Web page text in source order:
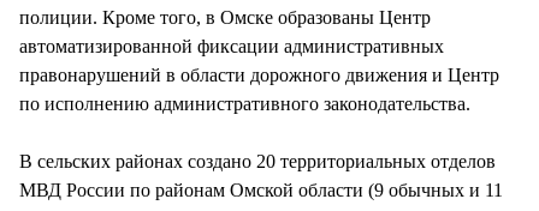
полиции. Кроме того, в Омске образованы Центр
автоматизированной фиксации административных
правонарушений в области дорожного движения и Центр
по исполнению административного законодательства.
В сельских районах создано 20 территориальных отделов
МВД России по районам Омской области (9 обычных и 11